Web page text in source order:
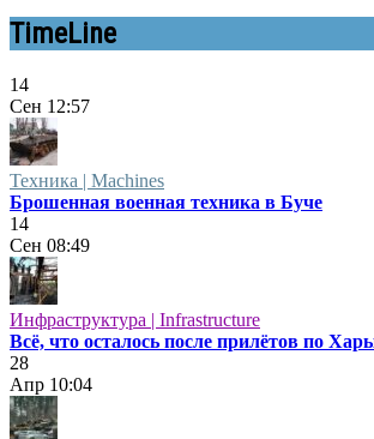
TimeLine
14
Сен 12:57
Техника | Machines
Брошенная военная техника в Буче
14
Сен 08:49
Инфраструктура | Infrastructure
Всё, что осталось после прилётов по
28
Апр 10:04